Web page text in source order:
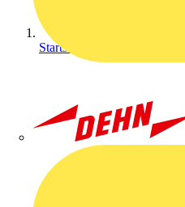
Startseite